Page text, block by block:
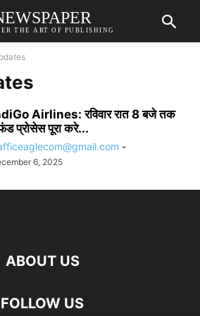
THE ART OF PUBLISHING
Airlines: रविवार रात 8 बजे तक
प्रोसेस पूरा करे...
-
6, 2025
ABOUT US
FOLLOW US